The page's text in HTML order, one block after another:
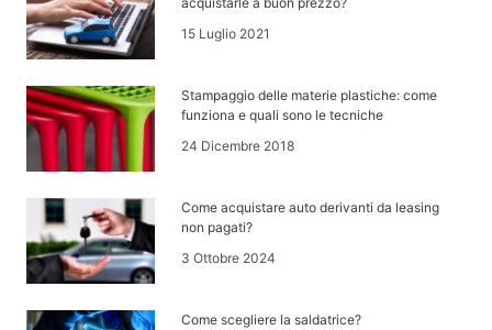
15 Luglio 2021
Stampaggio delle materie plastiche: come
funziona e quali sono le tecniche
24 Dicembre 2018
Come acquistare auto derivanti da leasing
non pagati?
3 Ottobre 2024
Come scegliere la saldatrice?